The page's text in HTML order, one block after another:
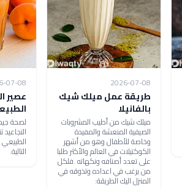
2026-07-08
طريقة عمل ميلك شيك
بالفانيلا
ميلك شيك من أطيب المشروبات
الصيفية المنعشة والمفيدة
وخاصة للأطفال وهو من أشهر
الكوكتيلات في العالم والأكثر طلبا
على تعدد أصنافه ونكهاته .فلكل
من يرغب في اعداده وتذوقه في
المنزل اليك الطريقة:
07-08
لصحة
التالية.